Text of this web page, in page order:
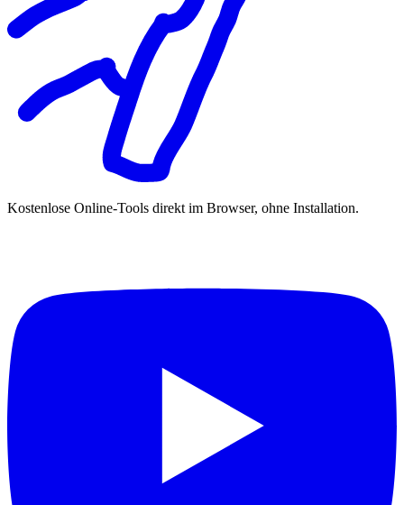
Kostenlose Online-Tools direkt im Browser, ohne Installation.